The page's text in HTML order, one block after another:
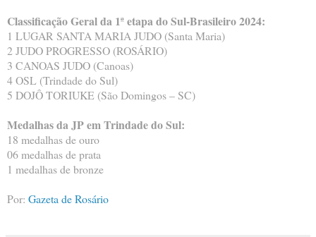
Classificação Geral da 1ª etapa do Sul-Brasileiro 2024:
1 LUGAR SANTA MARIA JUDO (Santa Maria)
2 JUDO PROGRESSO (ROSÁRIO)
3 CANOAS JUDO (Canoas)
4 OSL (Trindade do Sul)
5 DOJÔ TORIUKE (São Domingos – SC)
Medalhas da JP em Trindade do Sul:
18 medalhas de ouro
06 medalhas de prata
1 medalhas de bronze
Por: Gazeta de Rosário